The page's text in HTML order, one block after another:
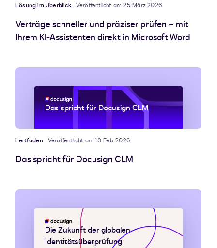
Lösung im Überblick Veröffentlicht am 25. März 2026
Verträge schneller und präziser prüfen – mit
Ihrem KI-Assistenten direkt in Microsoft Word
Das spricht für Docusign CLM
Leitfäden Veröffentlicht am 10. Feb. 2026
Das spricht für Docusign CLM
Die Zukunft der globalen
Identitätsüberprüfung